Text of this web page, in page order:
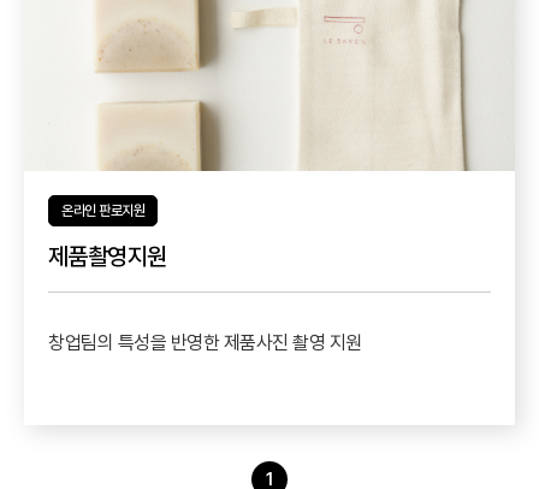
온라인 판로지원
제품촬영지원
창업팀의 특성을 반영한 제품사진 촬영 지원
1